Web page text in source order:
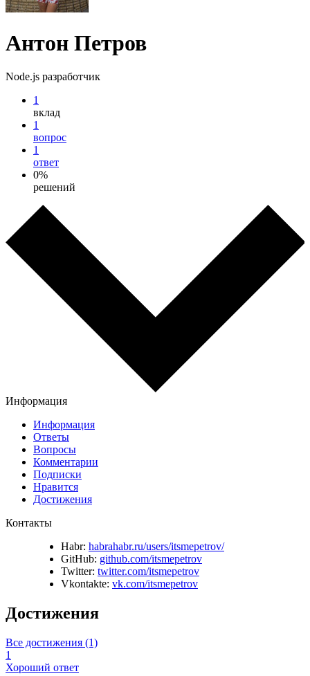
Антон Петров
Node.js разработчик
1
вклад
1
вопрос
1
ответ
0%
решений
Информация
Информация
Ответы
Вопросы
Комментарии
Подписки
Нравится
Достижения
Контакты
Habr: habrahabr.ru/users/itsmepetrov/
GitHub: github.com/itsmepetrov
Twitter: twitter.com/itsmepetrov
Vkontakte: vk.com/itsmepetrov
Достижения
Все достижения (1)
1
Хороший ответ